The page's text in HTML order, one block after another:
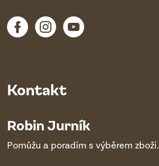
Kontakt
Robin Jurník
Pomůžu a poradím s výběrem zboží.